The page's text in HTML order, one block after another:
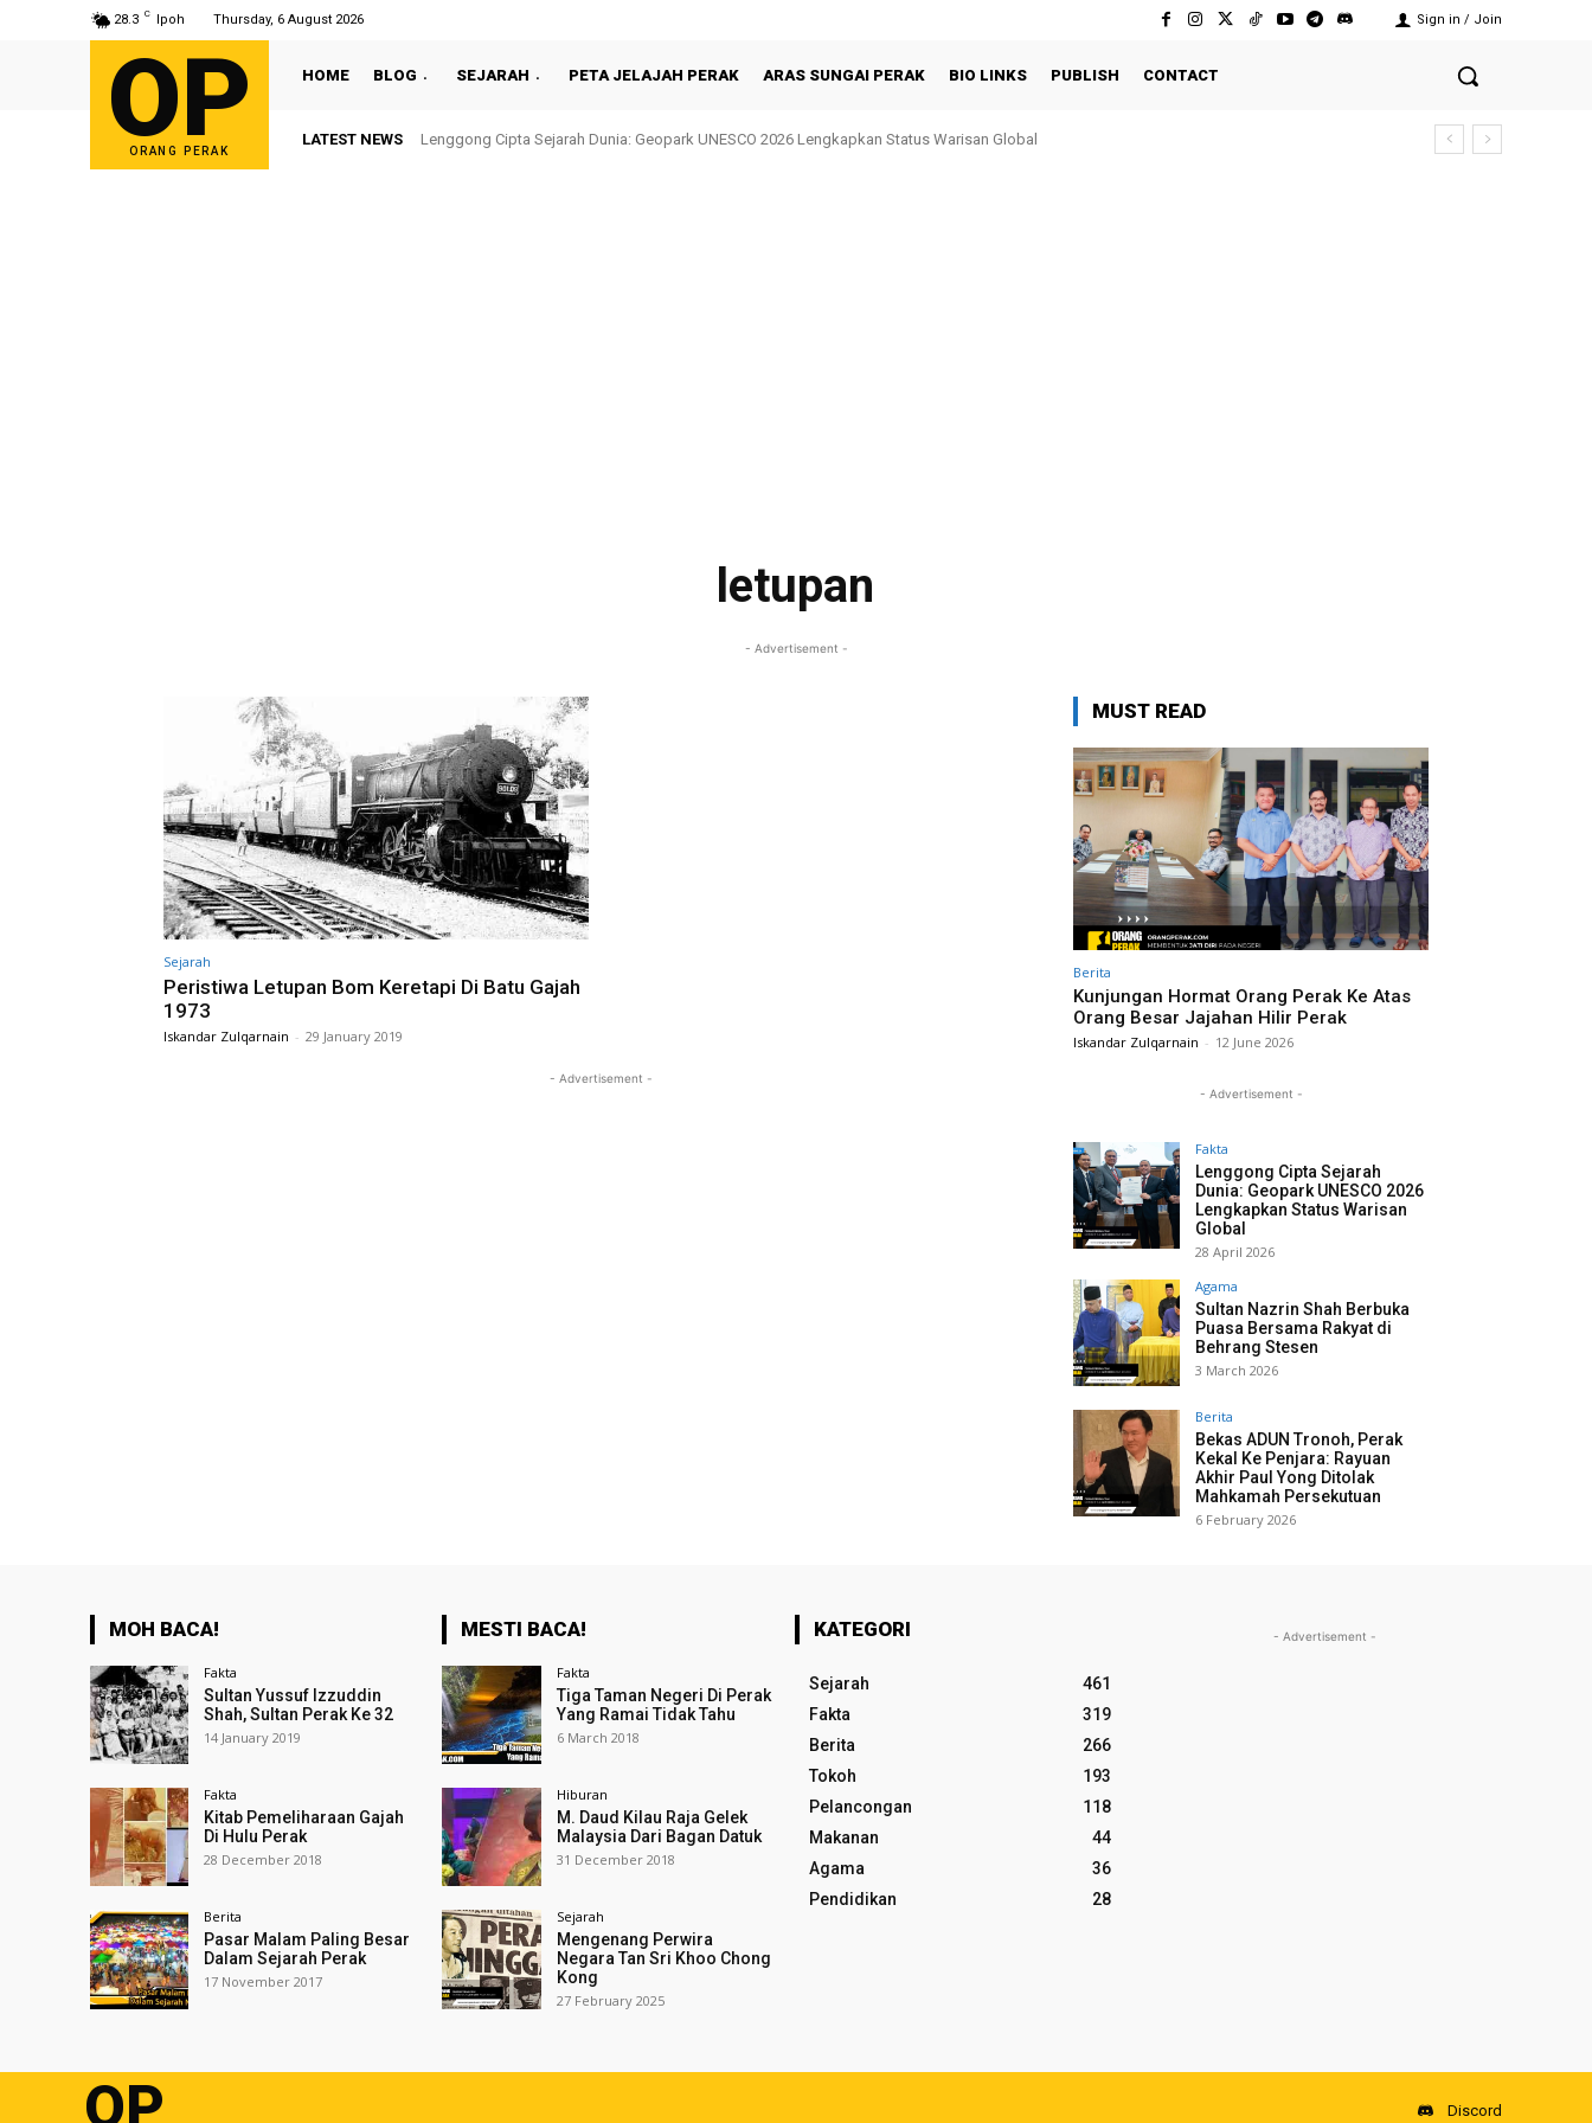
28.3 C Ipoh Thursday, 6 August 2026 Sign in / Join
OP
ORANG PERAK
HOME BLOG SEJARAH PETA JELAJAH PERAK ARAS SUNGAI PERAK BIO LINKS PUBLISH CONTACT
LATEST NEWS Lenggong Cipta Sejarah Dunia: Geopark UNESCO 2026 Lengkapkan Status Warisan Global
letupan
- Advertisement -
Sejarah
Peristiwa Letupan Bom Keretapi Di Batu Gajah
1973
Iskandar Zulqarnain - 29 January 2019
- Advertisement -
MUST READ
Berita
Kunjungan Hormat Orang Perak Ke Atas
Orang Besar Jajahan Hilir Perak
Iskandar Zulqarnain - 12 June 2026
- Advertisement -
Fakta
Lenggong Cipta Sejarah
Dunia: Geopark UNESCO 2026
Lengkapkan Status Warisan
Global
28 April 2026
Agama
Sultan Nazrin Shah Berbuka
Puasa Bersama Rakyat di
Behrang Stesen
3 March 2026
Berita
Bekas ADUN Tronoh, Perak
Kekal Ke Penjara: Rayuan
Akhir Paul Yong Ditolak
Mahkamah Persekutuan
6 February 2026
MOH BACA!
Fakta
Sultan Yussuf Izzuddin
Shah, Sultan Perak Ke 32
14 January 2019
Fakta
Kitab Pemeliharaan Gajah
Di Hulu Perak
28 December 2018
Berita
Pasar Malam Paling Besar
Dalam Sejarah Perak
17 November 2017
MESTI BACA!
Fakta
Tiga Taman Negeri Di Perak
Yang Ramai Tidak Tahu
6 March 2018
Hiburan
M. Daud Kilau Raja Gelek
Malaysia Dari Bagan Datuk
31 December 2018
Sejarah
Mengenang Perwira
Negara Tan Sri Khoo Chong
Kong
27 February 2025
KATEGORI
Sejarah
461
Fakta
319
Berita
266
Tokoh
193
Pelancongan
118
Makanan
44
Agama
36
Pendidikan
28
- Advertisement -
OP Discord